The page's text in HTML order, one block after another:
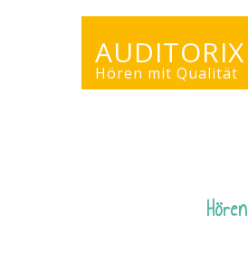
AUDITORIX
Hören mit Qualität
Hören